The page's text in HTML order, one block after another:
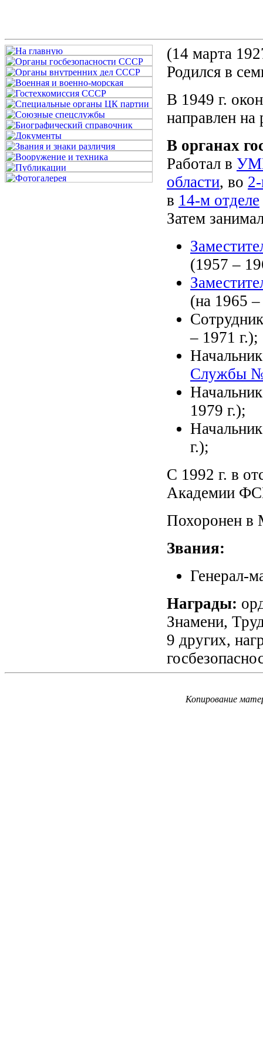
(14 марта
Родился в
В 1949 г.
направлен
В органах
Работал в
области, во
в 14-м отделе
Затем
(1957 –
(на 1965
– 1971 г.);
Службы
1979 г.);
г.);
С 1992 г. в
Академии
Похоронен в
Звания:
Генерал-
Награды:
Знамени,
9 других,
Копирование